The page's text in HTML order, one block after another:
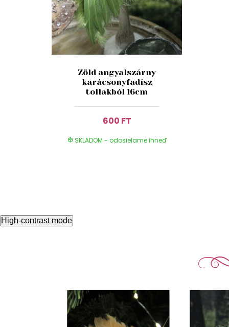
Zöld angyalszárny
karácsonyfadísz
tollakból 16cm
600 FT
SKLADOM - odosielame ihneď
High-contrast mode